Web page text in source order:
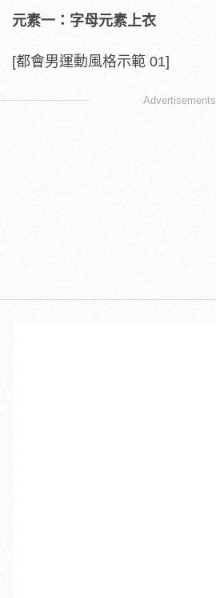
元素一：字母元素上衣
[都會男運動風格示範 01]
Advertisements